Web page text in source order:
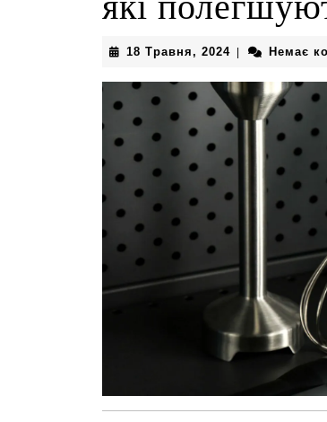
18 Травня, 202418
2024
Немає